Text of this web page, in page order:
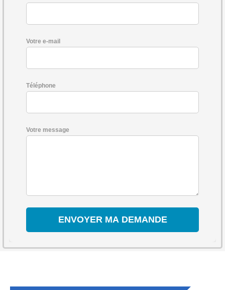
Votre e-mail
Téléphone
Votre message